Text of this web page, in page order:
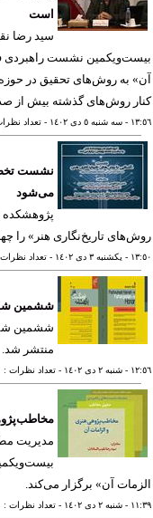
است
سید رضا
نشست راهبردی
به روش‌های تحقیق در حوزه
روش‌های گذشته بیش از صد
- سه شنبه ٥ دی ١٤٠٢ - تعداد نظرات : ٠
نشست تخصصی
می‌شود
پژوهشکده
تاریخ‌نگاری هنر» را چهار‌شنبه 6 دی‌ماه
- يکشنبه ٣ دی ١٤٠٢ - تعداد نظرات : ٠
ششمین
ششمین
منتشر شد.
- شنبه ٢ دی ١٤٠٢ - تعداد نظرات : ٠
مدیریت
آن» برگزار می‌کند.
- شنبه ٢ دی ١٤٠٢ - تعداد نظرات : ٠